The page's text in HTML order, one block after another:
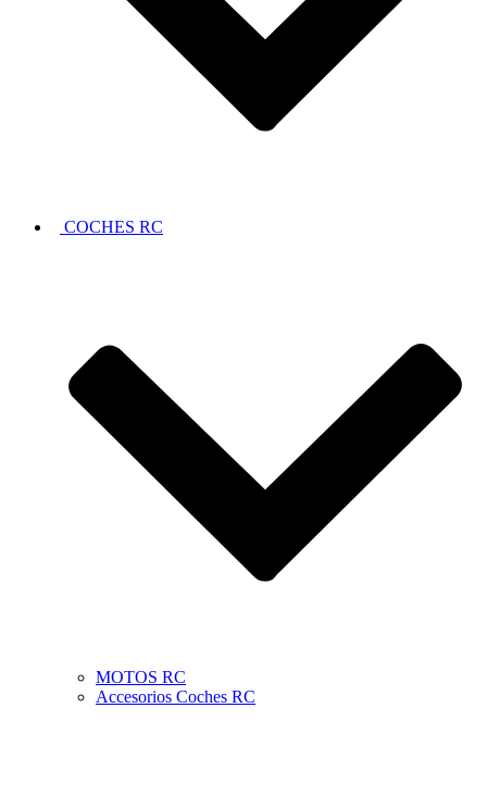
COCHES RC
MOTOS RC
Accesorios Coches RC